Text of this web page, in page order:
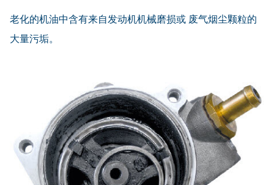
老化的机油中含有来自发动机机械磨损或 废气烟尘颗粒的
大量污垢。